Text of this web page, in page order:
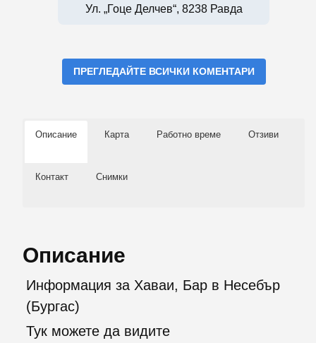
Ул. „Гоце Делчев“, 8238 Равда
ПРЕГЛЕДАЙТЕ ВСИЧКИ КОМЕНТАРИ
Описание Карта Работно време Отзиви
Контакт Снимки
Описание
Информация за Хаваи, Бар в Несебър
(Бургас)
Тук можете да видите